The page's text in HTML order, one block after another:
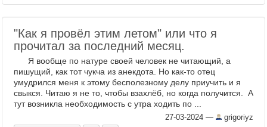
"Как я провёл этим летом" или что я
прочитал за последний месяц.
Я вообще по натуре своей человек не читающий, а
пишущий, как тот чукча из анекдота. Но как-то отец
умудрился меня к этому бесполезному делу приучить и я
свыкся. Читаю я не то, чтобы взахлёб, но когда получится. А
тут возникла необходимость с утра ходить по ...
27-03-2024 — grigoriyz